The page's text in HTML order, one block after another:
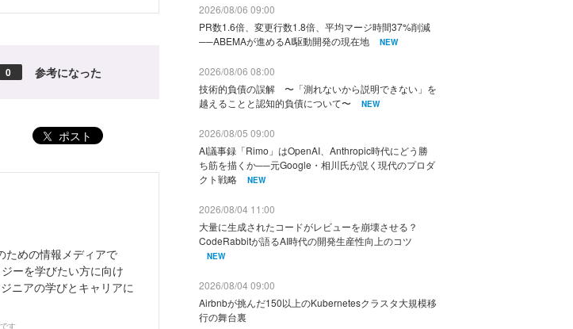
0 参考になった
ポスト
ための情報メディアで
ーを学びたい方に向け
ニアの学びとキャリアに
す
2026/08/06 09:00
PR数1.6倍、変更行数1.8倍、平均マージ時間37%削減
──ABEMAが進めるAI駆動開発の現在地
NEW
2026/08/06 08:00
技術的負債の誤解 〜「測れないから説明できない」を
越えることと認知的負債について〜
NEW
2026/08/05 09:00
AI議事録「Rimo」はOpenAI、Anthropic時代にどう勝
ち筋を描くか──元Google・相川氏が説く現代のプロダ
クト戦略
NEW
2026/08/04 11:00
大量に生成されたコードがレビューを崩壊させる？
CodeRabbitが語るAI時代の開発生産性向上のコツ
NEW
2026/08/04 09:00
Airbnbが挑んだ150以上のKubernetesクラスタ大規模移
行の舞台裏